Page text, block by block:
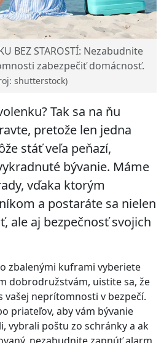
BEZ STAROSTÍ: Nezabudnite
zabezpečiť domácnosť.
shutterstock)
Tak sa na ňu
pretože len jedna
stáť veľa peňazí,
bývanie. Máme
vďaka ktorým
a postaráte sa nielen
ale aj bezpečnosť svojich
zbalenými kuframi vyberiete
dobrodružstvám, uistite sa, že
vašej neprítomnosti v bezpečí.
priateľov, aby vám bývanie
vybrali poštu zo schránky a ak